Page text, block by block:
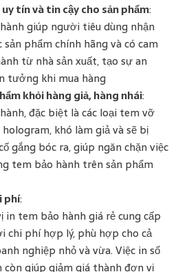
tín và tin cậy cho sản phẩm:
giúp người tiêu dùng nhận
phẩm chính hãng và có cam
từ nhà sản xuất, tạo sự an
tưởng khi mua hàng​
khỏi hàng giả, hàng nhái:
đặc biệt là các loại tem vỡ
khó làm giả và sẽ bị
gắng bóc ra, giúp ngăn chặn việc
tem bảo hành trên sản phẩm
phí:
in tem bảo hành giá rẻ cung cấp
chi phí hợp lý, phù hợp cho cả
nghiệp nhỏ và vừa. Việc in số
giúp giảm giá thành đơn vị​